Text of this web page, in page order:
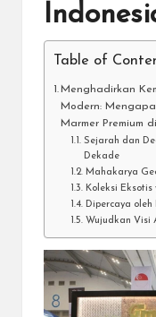
Table of
Menghadirkan
Modern:
Marmer Premium
Sejarah dan
Dekade
Mahakarya
Koleksi
Dipercaya oleh
Wujudkan Visi